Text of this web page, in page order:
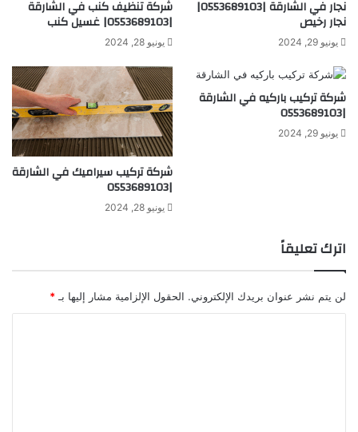
نجار في الشارقة |0553689103|
نجار رخيص
يونيو 29, 2024
شركة تنظيف كنب في الشارقة
|0553689103| غسيل كنب
يونيو 28, 2024
شركة تركيب باركيه في الشارقة
|0553689103
يونيو 29, 2024
شركة تركيب سيراميك في الشارقة
|0553689103
يونيو 28, 2024
اترك تعليقاً
لن يتم نشر عنوان بريدك الإلكتروني. الحقول الإلزامية مشار إليها بـ *